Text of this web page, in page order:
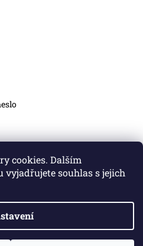
cookies. Dalším
vyjadřujete souhlas s jejich
- Gun Store